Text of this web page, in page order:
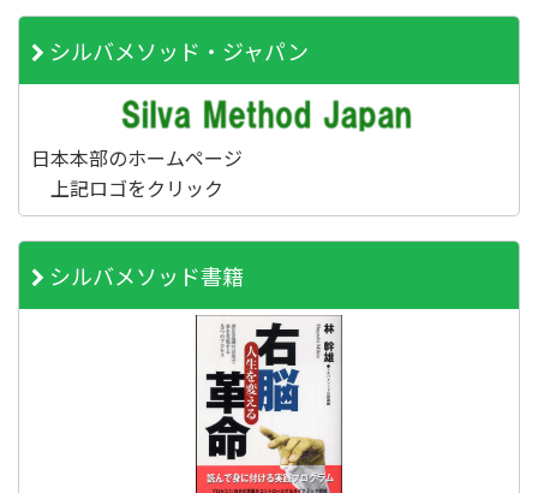
シルバメソッド・ジャパン
日本本部のホームページ
上記ロゴをクリック
シルバメソッド書籍